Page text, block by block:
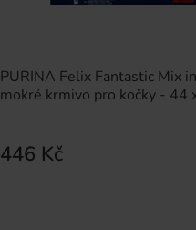
PURINA Felix Fantastic Mix
mokré krmivo pro kočky - 44
446 Kč